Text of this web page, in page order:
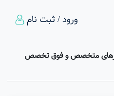
ورود / ثبت نام
متخصص و فوق تخصص